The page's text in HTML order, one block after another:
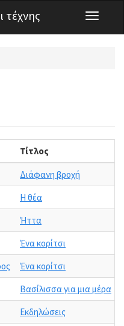
τέχνης
Toggle
Τίτλος
Διάφανη βροχή
Η θέα
Ήττα
Ένα κορίτσι
Ένα κορίτσι
Βασίλισσα για μια μέρα
Εκδηλώσεις